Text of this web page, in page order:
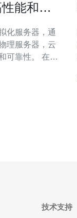
能和稳
化服务器，通
理服务器，云
性。 在众
技术支持